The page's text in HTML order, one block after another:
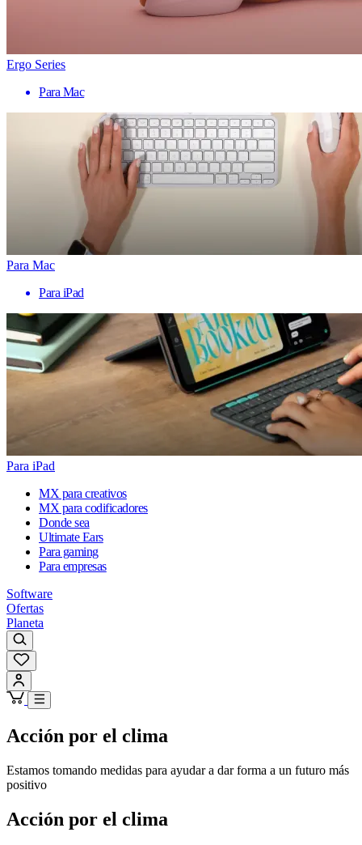
Ergo Series
Para Mac
Para Mac
Para iPad
Para iPad
MX para creativos
MX para codificadores
Donde sea
Ultimate Ears
Para gaming
Para empresas
Software
Ofertas
Planeta
Acción por el clima
Estamos tomando medidas para ayudar a dar forma a un futuro más
positivo
Acción por el clima